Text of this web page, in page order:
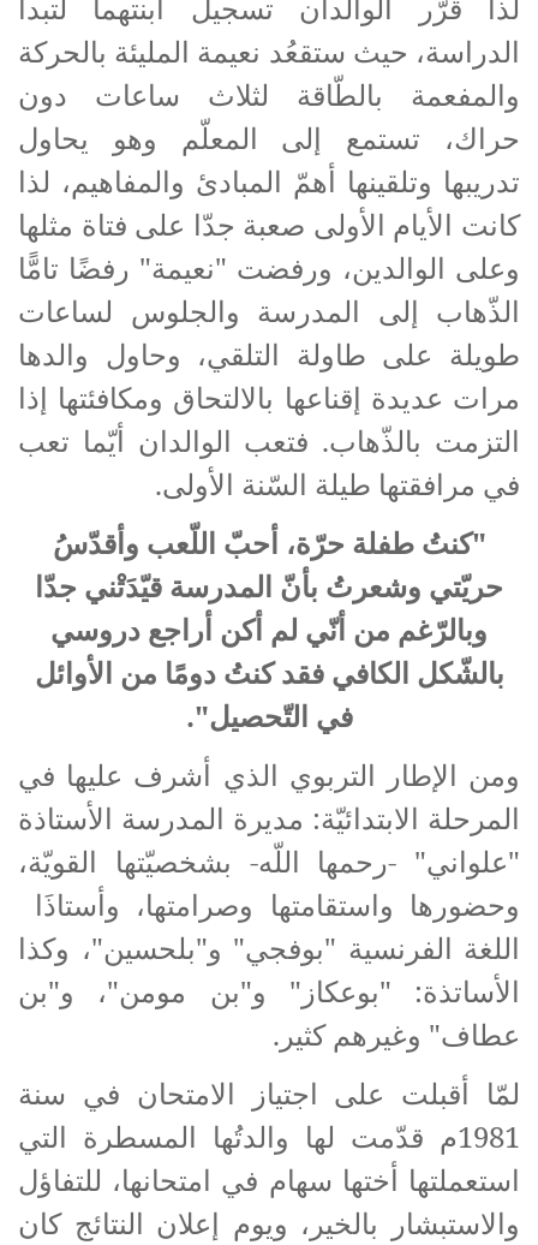
لذا قرّر الوالدان تسجيل ابنتهما لتبدأ
الدراسة، حيث ستقعُد نعيمة المليئة بالحركة
والمفعمة بالطّاقة لثلاث ساعات دون
حراك، تستمع إلى المعلّم وهو يحاول
تدريبها وتلقينها أهمّ المبادئ والمفاهيم، لذا
كانت الأيام الأولى صعبة جدّا على فتاة مثلها
وعلى الوالدين، ورفضت "نعيمة" رفضًا تامًّا
الذّهاب إلى المدرسة والجلوس لساعات
طويلة على طاولة التلقي، وحاول والدها
مرات عديدة إقناعها بالالتحاق ومكافئتها إذا
التزمت بالذّهاب. فتعب الوالدان أيّما تعب
في مرافقتها طيلة السّنة الأولى.
"كنتُ طفلة حرّة، أحبّ اللّعب وأقدّسُ
حريّتي وشعرتُ بأنّ المدرسة قيّدَتْني جدّا
وبالرّغم من أنّي لم أكن أراجع دروسي
بالشّكل الكافي فقد كنتُ دومًا من الأوائل
في التّحصيل".
ومن الإطار التربوي الذي أشرف عليها في
المرحلة الابتدائيّة: مديرة المدرسة الأستاذة
"علواني" -رحمها اللّه- بشخصيّتها القويّة،
وحضورها واستقامتها وصرامتها، وأستاذَا
اللغة الفرنسية "بوفجي" و"بلحسين"، وكذا
الأساتذة: "بوعكاز" و"بن مومن"، و"بن
عطاف" وغيرهم كثير.
لمّا أقبلت على اجتياز الامتحان في سنة
1981م قدّمت لها والدتُها المسطرة التي
استعملتها أختها سهام في امتحانها، للتفاؤل
والاستبشار بالخير، ويوم إعلان النتائج كان